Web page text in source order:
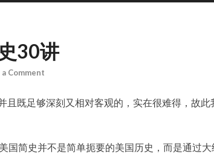
30讲
a Comment
且既足够深刻又相对客观的，实在很难得，故此
国简史并不是简单扼要的美国历史，而是通过